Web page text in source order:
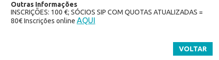
Outras Informações
INSCRIÇÕES: 100 €; SÓCIOS SIP COM QUOTAS ATUALIZADAS =
80€ Inscrições online AQUI
VOLTAR